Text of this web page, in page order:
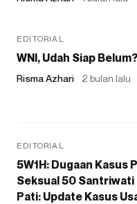
EDITORIAL
WNI, Udah Siap Belum?
Risma Azhari 2 bulan lalu
EDITORIAL
5W1H: Dugaan Kasus
Seksual 50
Pati: Update Kasus